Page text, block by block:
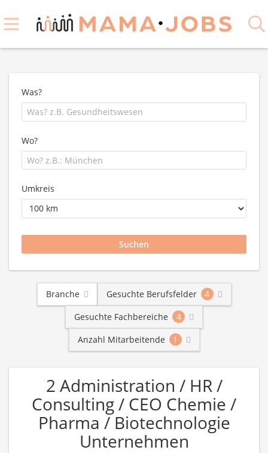
Was?
Wo?
Umkreis
Branche Gesuchte Berufsfelder
4
Gesuchte Fachbereiche
4
Anzahl Mitarbeitende
1
2 Administration / HR /
Consulting / CEO Chemie /
Pharma / Biotechnologie
Unternehmen